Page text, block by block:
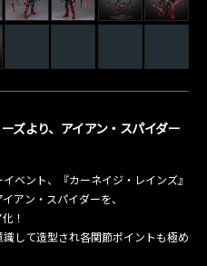
ズより、アイアン・スパイダー
ベント、『カーネイジ・レインズ』
アン・スパイダーを、
！
して造型され各関節ポイントも極め